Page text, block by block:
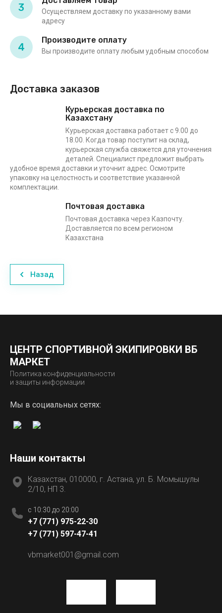
3
Осуществляем доставку по указанному вами
адресу
4
Производите оплату
Вы производите оплату любым удобным способом
Доставка заказов
Курьерская доставка по
Казахстану
Курьерская доставка работает с 9.00 до
18.00. Когда товар поступит на склад,
курьерская служба свяжется для уточнения
деталей. Специалист предложит выбрать
удобное время доставки и уточнит адрес. Осмотрите
упаковку на целостность и соответствие указанной
комплектации.
Почтовая доставка
Почтовая доставка через Казпочту.
Доставляется по всем регионом
Казахстана
Назад
ЦЕНТР СПОРТИВНОЙ ЭКИПИРОВКИ ВБ
МАРКЕТ
Политика конфиденциальности
и защиты информации
Мы в социальных сетях:
Наши контакты
Казахстан, 010000, г. Астана, ул. Б. Момышулы
2/10, НП 3.
c 10:30 до 20:00
+7 (771) 975-22-30
+7 (771) 597-47-41
vbmarket001@gmail.com